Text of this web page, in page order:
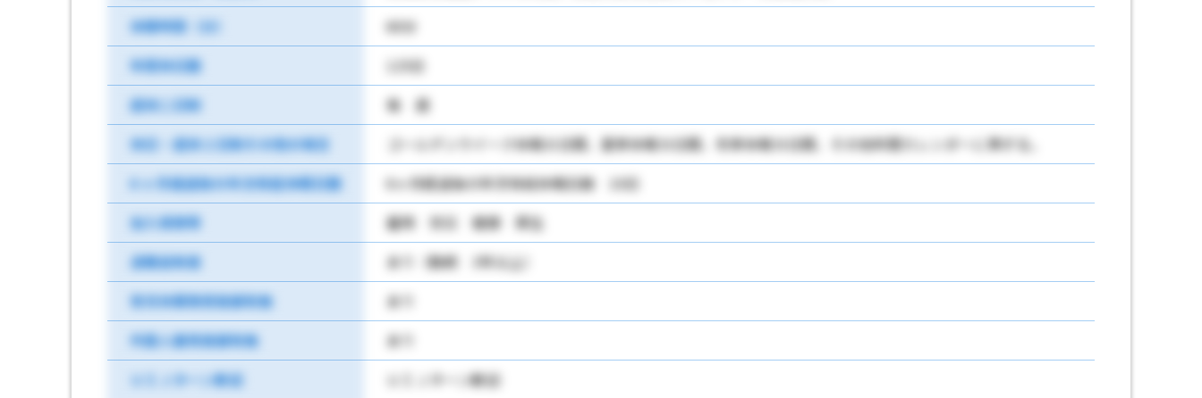
休憩時間（分）
60分
年間休日数
125日
週休二日制
毎 週
休日・週休２日制その他の場合
ゴールデンウイーク休暇８日間、夏季休暇９日間、冬季休暇９日間、その他年間カレンダーに準ずる。
6 ヶ月経過後の年次有給休暇日数
6ヶ月経過後の年次有給休暇日数 10日
加入保険等
雇用 労災 健康 厚生
退職金制度
あり（勤続 3年以上）
育児休業取得実績有無
あり
外国人雇用実績有無
あり
ＵＩＪターン歓迎
ＵＩＪターン歓迎